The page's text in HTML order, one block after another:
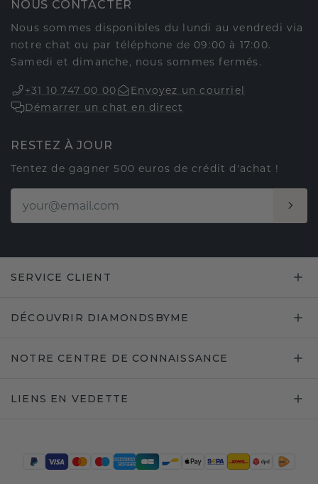
NOUS CONTACTER
Nous sommes disponibles du lundi au vendredi via
notre chat ou par téléphone de 09:00 à 17:00.
Samedi et dimanche, nous sommes fermés.
+31 10 747 00 00
Envoyez un courriel
Démarrer un chat en direct
RESTEZ À JOUR
Tentez de gagner 500 euros de crédit d'achat !
SERVICE CLIENT
DÉCOUVRIR DIAMONDSBYME
NOTRE CENTRE DE CONNAISSANCE
LIENS EN VEDETTE